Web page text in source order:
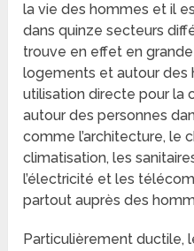
la vie des hommes et il
dans quinze secteurs
trouve en effet en
logements et autour des
utilisation directe pour la
autour des personnes
comme l’architecture, le
climatisation, les
l’électricité et les
partout auprès des
Particulièrement ductile,